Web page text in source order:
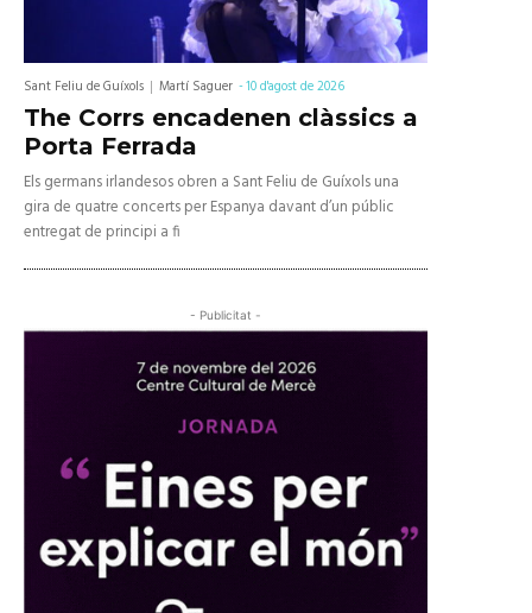
Sant Feliu de Guíxols Martí Saguer -10 d'agost de 2026
The Corrs encadenen clàssics a
Porta Ferrada
Els germans irlandesos obren a Sant Feliu de Guíxols una
gira de quatre concerts per Espanya davant d’un públic
entregat de principi a fi
- Publicitat -